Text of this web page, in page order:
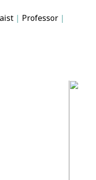
| Professor |